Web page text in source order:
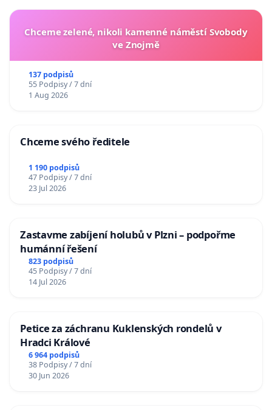
Chceme zelené, nikoli kamenné náměstí Svobody
ve Znojmě
137 podpisů
55 Podpisy / 7 dní
1 Aug 2026
Chceme svého ředitele
1 190 podpisů
47 Podpisy / 7 dní
23 Jul 2026
Zastavme zabíjení holubů v Plzni – podpořme
humánní řešení
823 podpisů
45 Podpisy / 7 dní
14 Jul 2026
Petice za záchranu Kuklenských rondelů v
Hradci Králové
6 964 podpisů
38 Podpisy / 7 dní
30 Jun 2026